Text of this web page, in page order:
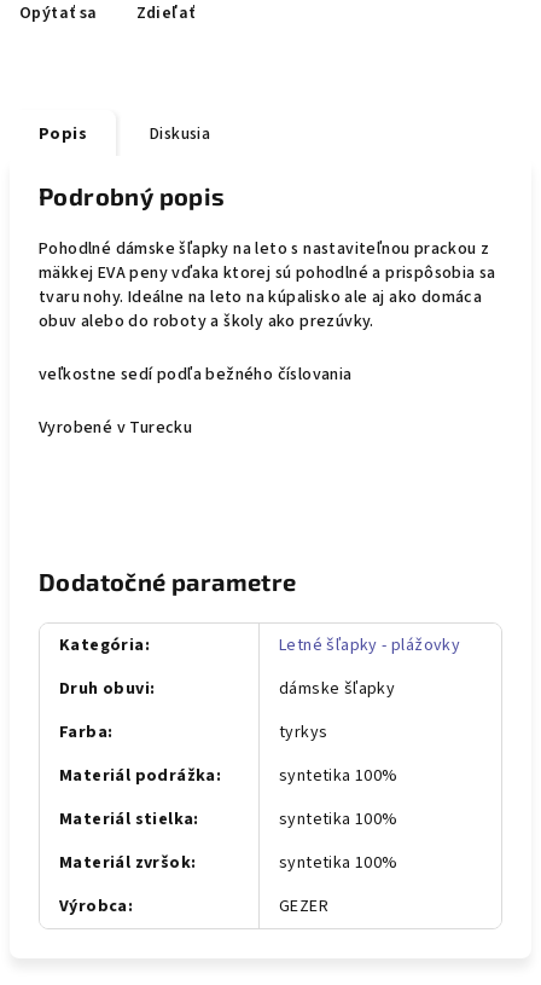
Opýtať sa Zdieľať
Popis Diskusia
Podrobný popis
Pohodlné dámske šľapky na leto s nastaviteľnou prackou z
mäkkej EVA peny vďaka ktorej sú pohodlné a prispôsobia sa
tvaru nohy. Ideálne na leto na kúpalisko ale aj ako domáca
obuv alebo do roboty a školy ako prezúvky.
veľkostne sedí podľa bežného číslovania
Vyrobené v Turecku
Dodatočné parametre
Kategória:
Letné šľapky - plážovky
Druh obuvi:
dámske šľapky
Farba:
tyrkys
Materiál podrážka:
syntetika 100%
Materiál stielka:
syntetika 100%
Materiál zvršok:
syntetika 100%
Výrobca: GEZER